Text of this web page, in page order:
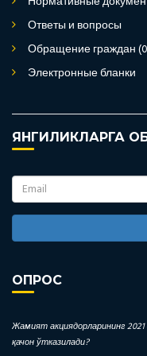
Ответы и вопросы
Обращение граждан
Электронные бланки
ЯНГИЛИКЛАРГА
ОПРОС
Жамият акциядорларининг
қачон ўтказилади?